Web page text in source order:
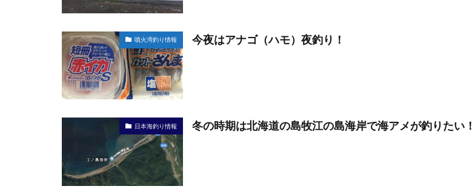
噴火湾釣り情報 今夜はアナゴ（ハモ）夜釣り！
日本海釣り情報 冬の時期は北海道の島牧江の島海岸で海アメが釣りたい！